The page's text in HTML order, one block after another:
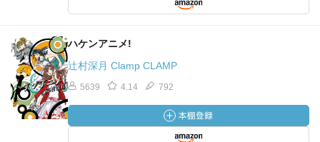
ハケンアニメ!
辻村深月 Clamp CLAMP
5639 4.14 792